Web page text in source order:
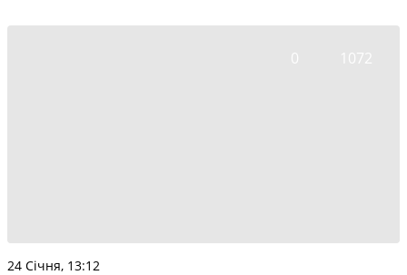
0 1072
24 Січня, 13:12